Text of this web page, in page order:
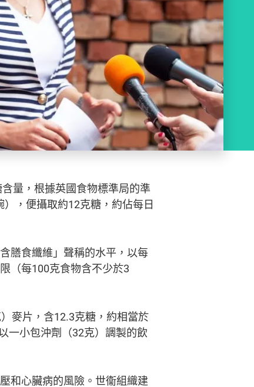
量，根據英國食物標準局的準
，便攝取約12克糖，約佔每日
膳食纖維」聲稱的水平，以每
（每100克食物含不少於3
麥片，含12.3克糖，約相當於
一小包沖劑（32克）調製的飲
和心臟病的風險。世衞組織建